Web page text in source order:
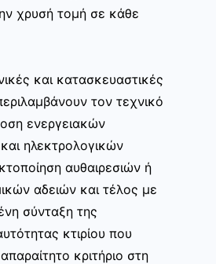
χρυσή τομή σε κάθε
και κατασκευαστικές
τον τεχνικό
ενεργειακών
ηλεκτρολογικών
αυθαιρεσιών ή
αδειών και τέλος με
σύνταξη της
κτιρίου που
κριτήριο στη